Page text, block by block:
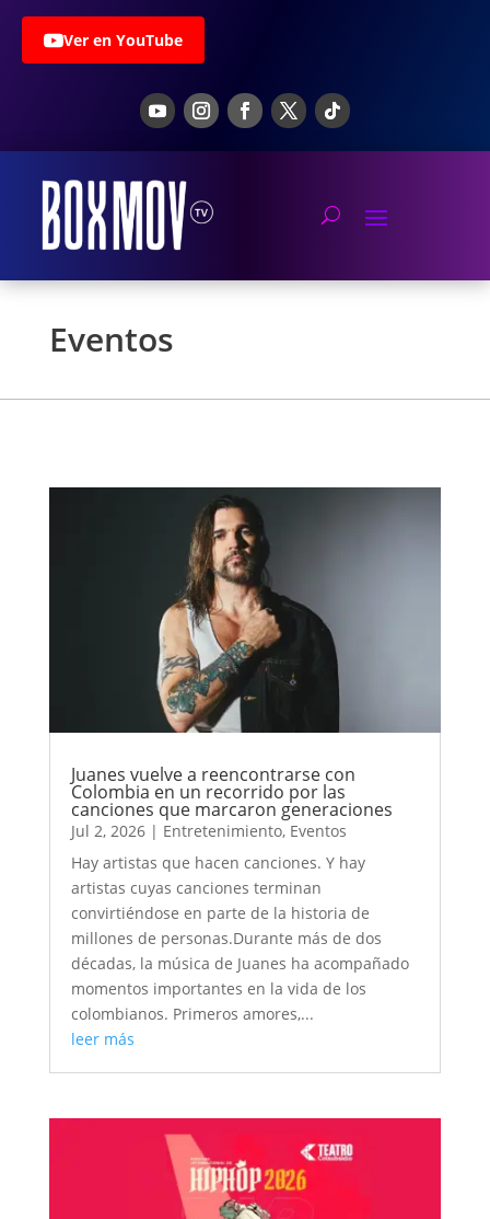
Ver en YouTube
Eventos
Juanes vuelve a reencontrarse con
Colombia en un recorrido por las
canciones que marcaron generaciones
Jul 2, 2026| Entretenimiento, Eventos
Hay artistas que hacen canciones. Y hay
artistas cuyas canciones terminan
convirtiéndose en parte de la historia de
millones de personas.Durante más de dos
décadas, la música de Juanes ha acompañado
momentos importantes en la vida de los
colombianos. Primeros amores,...
leer más